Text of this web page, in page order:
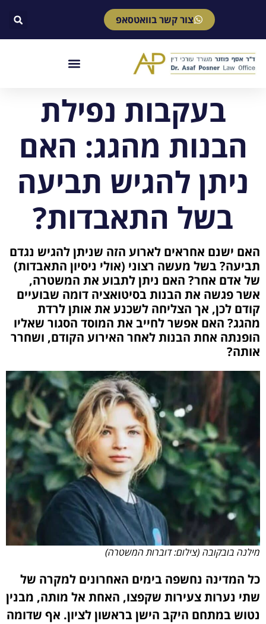
צור קשר בוואטסאפ
בעקבות נפילת
הבנות מהגג: האם
ניתן להגיש תביעה
בשל התאבדות?
האם ישנם אחראים לארוע הזה שניתן להגיש נגדם
תביעה? בשל מעשה רצוני (אולי ניסיון התאבדות)
של אדם אחר? האם ניתן לתבוע את המשטרה,
אשר פגשה את הבנות בסיטואציה דומה שבועיים
קודם לכן, אך הצליחה לשכנע את אותן לרדת
מהגג? האם אפשר לחייב את המוסד הסגור שאליו
הופנתה אחת הבנות לאחר האירוע הקודם, ושחרר
אותה?
מילנה בובקובה (צילום: דוברות המשטרה)
כל המדינה נחשפה בימים האחרונים למקרה של
שתי נערות צעירות שקפצו, האחת אל מותה, מבנין
נטוש במתחם היקב הישן בראשון לציון. אף שדומה